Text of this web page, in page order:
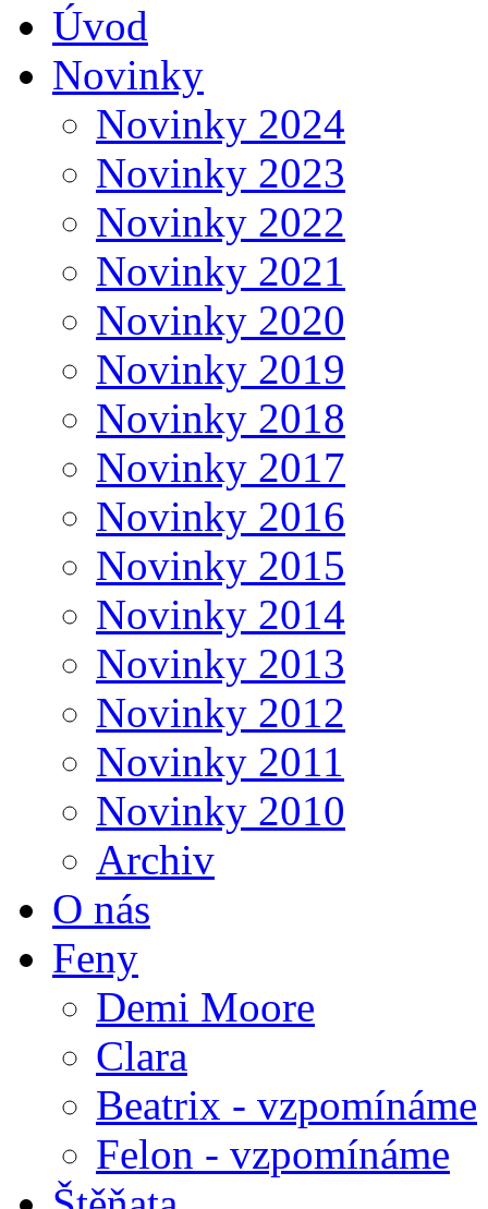
Úvod
Novinky
Novinky 2024
Novinky 2023
Novinky 2022
Novinky 2021
Novinky 2020
Novinky 2019
Novinky 2018
Novinky 2017
Novinky 2016
Novinky 2015
Novinky 2014
Novinky 2013
Novinky 2012
Novinky 2011
Novinky 2010
Archiv
O nás
Feny
Demi Moore
Clara
Beatrix - vzpomínáme
Felon - vzpomínáme